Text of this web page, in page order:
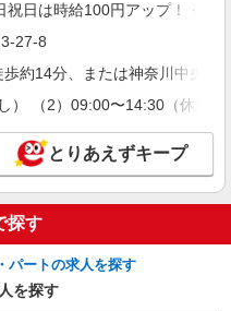
詳細を見る
山モール店
チンスタッフ ＜優先募集日
） 17:00〜21:00
校生＞時給1230円
市中央区小山3-37-1
詳細を見る
日は時給100円アップ！ ※給
27-8
歩約14分、または神奈川中央
） （2）09:00〜14:30（休
とりあえずキープ
探す
パートの求人を探す
を探す